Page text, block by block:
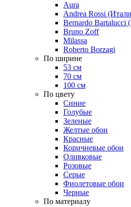
Aura
Andrea Rossi
Bernardo Bartalucci
Bruno Zoff
Milassa
Roberto Borzagi
По ширине
53 см
70 см
100 см
По цвету
Синие
Голубые
Зеленые
Желтые обои
Красные
Коричневые обои
Оливковые
Розовые
Серые
Фиолетовые обои
Черные
По материалу